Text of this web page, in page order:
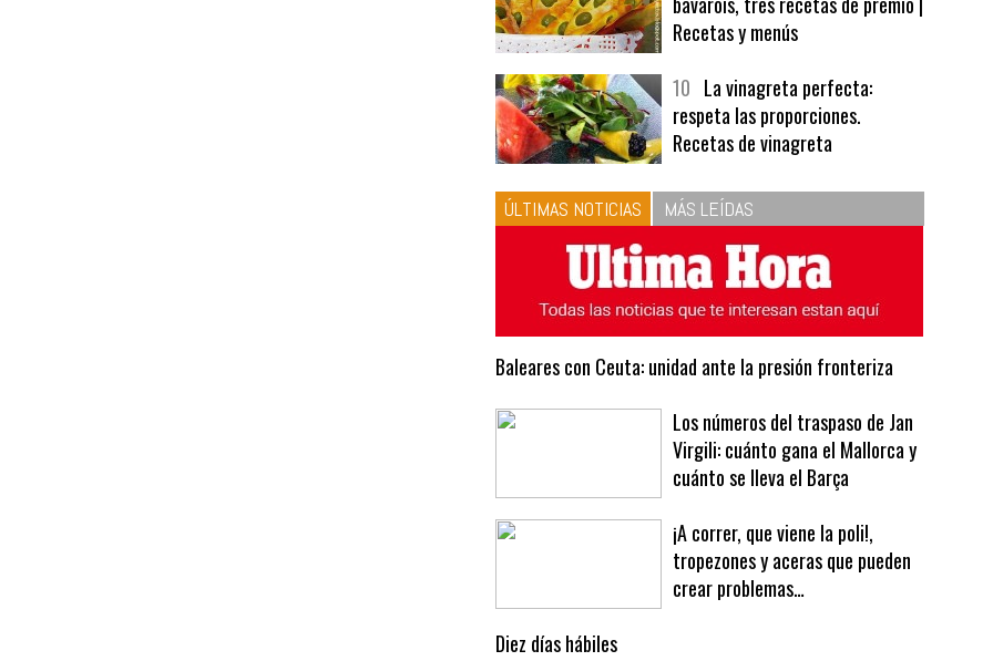
bavarois, tres recetas de premio |
Recetas y menús
respeta las proporciones.
Recetas de vinagreta
ÚLTIMAS NOTICIAS MÁS LEÍDAS
Baleares con Ceuta: unidad ante la presión fronteriza
Virgili: cuánto gana el Mallorca y
cuánto se lleva el Barça